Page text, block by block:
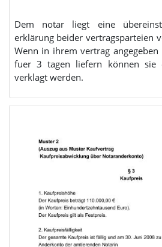
Dem notar liegt eine
erklärung beider vertragsparteien
Wenn in ihrem vertrag
fuer 3 tagen liefern können sie
verklagt werden.